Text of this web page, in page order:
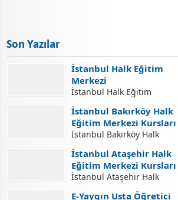
Son Yazılar
İstanbul Halk Eğitim
Merkezi
İstanbul Halk Eğitim
Merkezi İletişim Adresleri
İstanbul Halk Eğitim
Merkezi İletişim Bilgileri,
İstanbul Halk Eğitim
Merkezleri Adresleri, Halk
Eğitim Merkezlerinde Açılan
Kurslara Kurs Kayıt
İşlemleri Nasıl Yapılır.
İstanbul Bakırköy Halk
Eğitim Merkezi Kursları
İstanbul Bakırköy Halk
Eğitim Merkezi Kursları
İstanbul Bakırköy Halk
Eğitim Merkezi Açılabilecek
Kursları. İstanbul Bakırköy
Halk Eğitim Merkezi Kurs
İstanbul Ataşehir Halk
Eğitim Merkezi Kursları
İstanbul Ataşehir Halk
Eğitim Merkezi Kursları
E-Yaygın Usta Öğretici